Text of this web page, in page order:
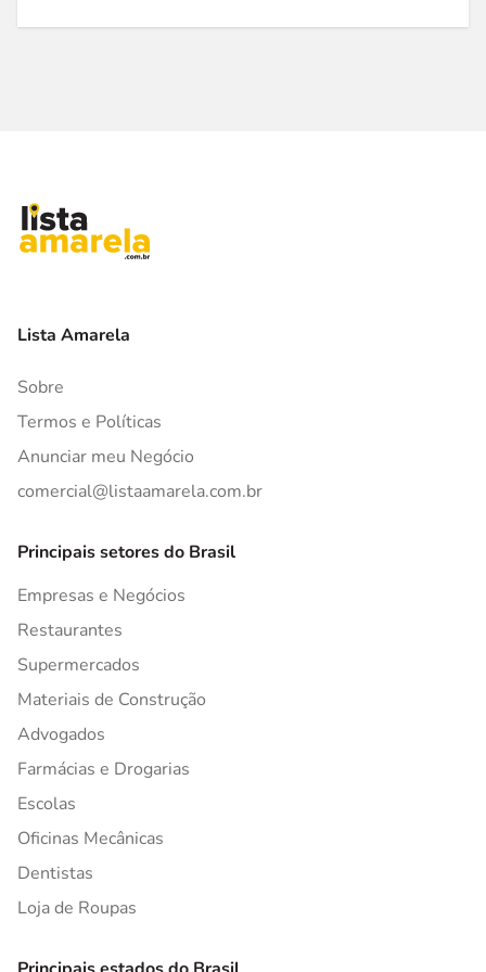
Lista Amarela
Sobre
Termos e Políticas
Anunciar meu Negócio
comercial@listaamarela.com.br
Principais setores do Brasil
Empresas e Negócios
Restaurantes
Supermercados
Materiais de Construção
Advogados
Farmácias e Drogarias
Escolas
Oficinas Mecânicas
Dentistas
Loja de Roupas